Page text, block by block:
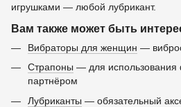
игрушками — любой лубрикант.
Вам также может быть
Вибраторы для женщин —
Страпоны — для использования
партнёром
Лубриканты — обязательный